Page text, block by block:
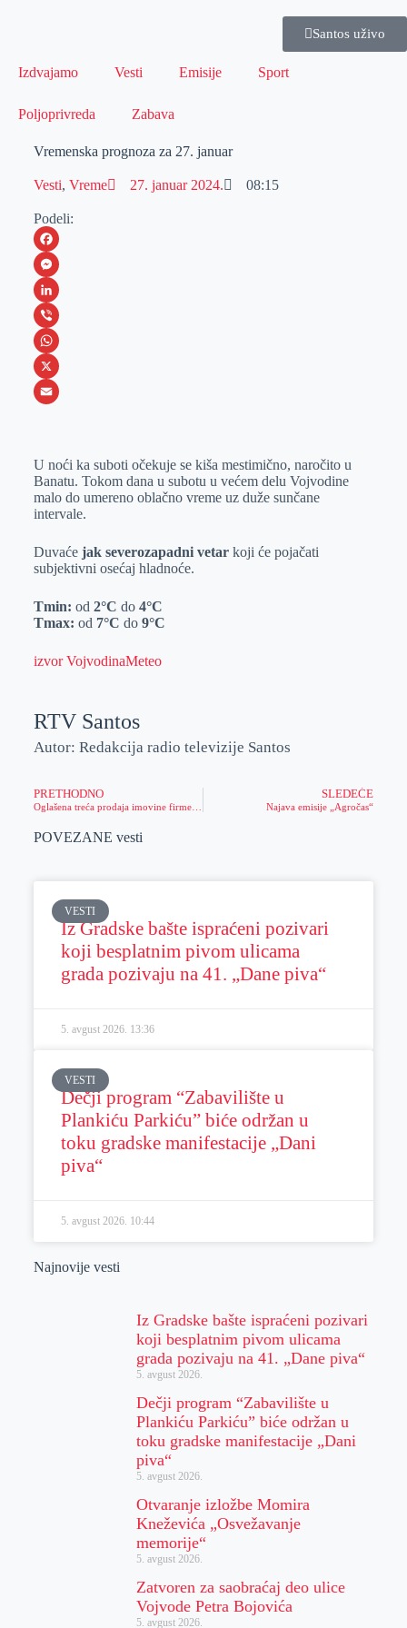
Santos uživo
Izdvajamo Vesti Emisije Sport
Poljoprivreda Zabava
Vremenska prognoza za 27. januar
Vesti, Vreme 27. januar 2024. 08:15
Podeli:
F
a
c
e
b
o
M
e
s
s
e
e
r
L
i
n
k
I
n
V
i
b
W
h
s
A
p
p
X
a
i
l
U noći ka suboti očekuje se kiša mestimično, naročito u
Banatu. Tokom dana u subotu u većem delu Vojvodine
malo do umereno oblačno vreme uz duže sunčane
intervale.
Duvaće jak severozapadni vetarkoji će pojačati
subjektivni osećaj hladnoće.
Tmin: od 2°C do 4°C
Tmax: od 7°C do 9°C
izvor VojvodinaMeteo
RTV Santos
Autor: Redakcija radio televizije Santos
PRETHODNO
Oglašena treća prodaja imovine firme „Pile&Pile“ u stečaju
SLEDEĆE
Najava emisije „Agročas“
POVEZANE vesti
VESTI
Iz Gradske bašte ispraćeni pozivari
koji besplatnim pivom ulicama
grada pozivaju na 41. „Dane piva“
5. avgust 2026. 13:36
VESTI
Dečji program “Zabavilište u
Plankiću Parkiću” biće održan u
toku gradske manifestacije „Dani
piva“
5. avgust 2026. 10:44
Najnovije vesti
Iz Gradske bašte ispraćeni pozivari
koji besplatnim pivom ulicama
grada pozivaju na 41. „Dane piva“
5. avgust 2026.
Dečji program “Zabavilište u
Plankiću Parkiću” biće održan u
toku gradske manifestacije „Dani
piva“
5. avgust 2026.
Otvaranje izložbe Momira
Kneževića „Osvežavanje
memorije“
5. avgust 2026.
Zatvoren za saobraćaj deo ulice
Vojvode Petra Bojovića
5. avgust 2026.